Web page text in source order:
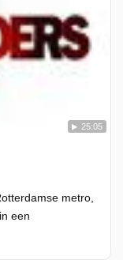
25:05
metro,
een